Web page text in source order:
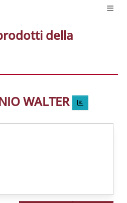
della
WALTER